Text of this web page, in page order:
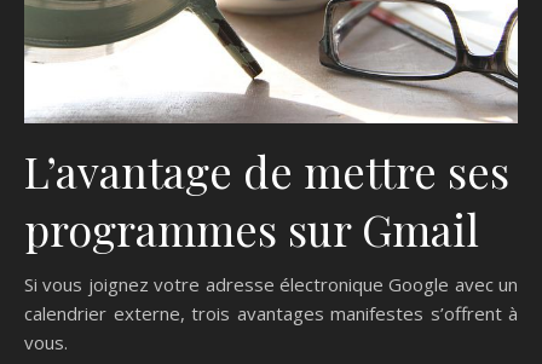
L’avantage de mettre ses
programmes sur Gmail
Si vous joignez votre adresse électronique Google avec un
calendrier externe, trois avantages manifestes s’offrent à
vous.